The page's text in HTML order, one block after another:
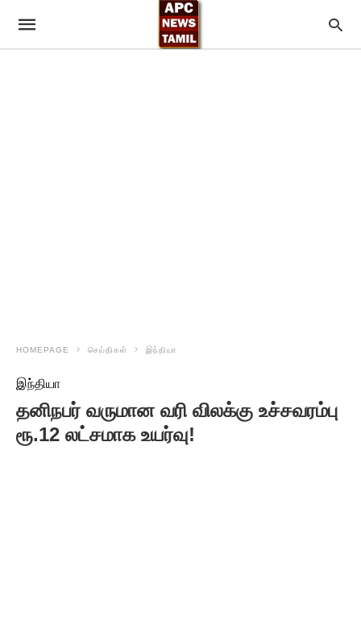
HOMEPAGE செய்திகள் இந்தியா
இந்தியா
தனிநபர் வருமான வரி விலக்கு உச்சவரம்பு
ரூ.12 லட்சமாக உயர்வு!